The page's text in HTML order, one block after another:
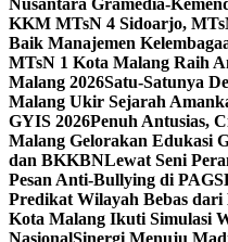
Nusantara Gramedia-
KKM MTsN 4 Sidoarjo,
Baik Manajemen
MTsN 1 Kota Malang Raih
Malang 2026Satu-Satunya
Malang Ukir Sejarah
GYIS 2026Penuh Antusias,
Malang Gelorakan Edukasi
dan BKKBNLewat Seni
Pesan Anti-Bullying di
Predikat Wilayah Bebas
Kota Malang Ikuti Simulasi
NasionalSinergi Menuju